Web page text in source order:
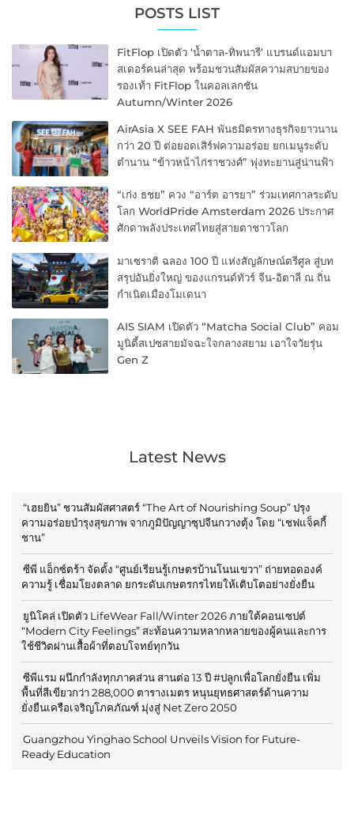
POSTS LIST
FitFlop เปิดตัว ‘น้ำตาล-ทิพนารี’ แบรนด์แอมบา
สเดอร์คนล่าสุด พร้อมชวนสัมผัสความสบายของ
รองเท้า FitFlop ในคอลเลกชัน
Autumn/Winter 2026
AirAsia X SEE FAH พันธมิตรทางธุรกิจยาวนาน
กว่า 20 ปี ต่อยอดเสิร์ฟความอร่อย ยกเมนูระดับ
ตำนาน “ข้าวหน้าไก่ราชวงศ์” พุ่งทะยานสู่น่านฟ้า
“เก่ง ธชย” ควง “อาร์ต อารยา” ร่วมเทศกาลระดับ
โลก WorldPride Amsterdam 2026 ประกาศ
ศักดาพลังประเทศไทยสู่สายตาชาวโลก
มาเซราติ ฉลอง 100 ปี แห่งสัญลักษณ์ตรีศูล สู่บท
สรุปอันยิ่งใหญ่ ของแกรนด์ทัวร์ จีน-อิตาลี ณ ถิ่น
กำเนิดเมืองโมเดนา
AIS SIAM เปิดตัว “Matcha Social Club” คอม
มูนิตี้สเปซสายมัจฉะใจกลางสยาม เอาใจวัยรุ่น
Gen Z
Latest News
“เฮยยิน” ชวนสัมผัสศาสตร์ “The Art of Nourishing Soup” ปรุง
ความอร่อยบำรุงสุขภาพ จากภูมิปัญญาซุปจีนกวางตุ้ง โดย “เชฟแจ็คกี้
ชาน”
ซีพี แอ็กซ์ตร้า จัดตั้ง “ศูนย์เรียนรู้เกษตรบ้านโนนเขวา” ถ่ายทอดองค์
ความรู้ เชื่อมโยงตลาด ยกระดับเกษตรกรไทยให้เติบโตอย่างยั่งยืน
ยูนิโคล่ เปิดตัว LifeWear Fall/Winter 2026 ภายใต้คอนเซปต์
“Modern City Feelings” สะท้อนความหลากหลายของผู้คนและการ
ใช้ชีวิตผ่านเสื้อผ้าที่ตอบโจทย์ทุกวัน
ซีพีแรม ผนึกกำลังทุกภาคส่วน สานต่อ 13 ปี #ปลูกเพื่อโลกยั่งยืน เพิ่ม
พื้นที่สีเขียวกว่า 288,000 ตารางเมตร หนุนยุทธศาสตร์ด้านความ
ยั่งยืนเครือเจริญโภคภัณฑ์ มุ่งสู่ Net Zero 2050
Guangzhou Yinghao School Unveils Vision for Future-
Ready Education